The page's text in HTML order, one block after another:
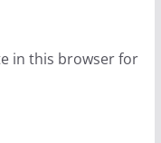
in this browser for